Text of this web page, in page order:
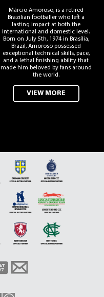
Márcio Amoroso, is a retired
Brazilian footballer who left a
lasting impact at both the
international and domestic level.
Born on July 5th, 1974 in Brasília,
Brazil, Amoroso possessed
exceptional technical skills, pace,
and a lethal finishing ability that
made him beloved by fans around
the world.
VIEW MORE